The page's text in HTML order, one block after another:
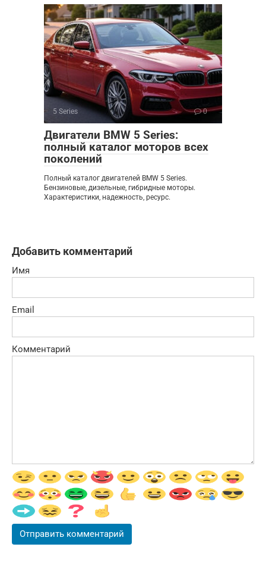
5 Series 0
Двигатели BMW 5 Series:
полный каталог моторов всех
поколений
Полный каталог двигателей BMW 5 Series.
Бензиновые, дизельные, гибридные моторы.
Характеристики, надежность, ресурс.
Добавить комментарий
Имя
Email
Комментарий